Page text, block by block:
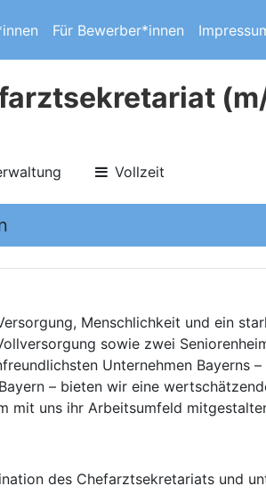
Für Bewerber*innen
Vollzeit
Menschlichkeit und ein
sowie zwei
Unternehmen Bayerns –
– bieten wir eine
mit uns ihr Arbeitsumfeld
des Chefarztsekretariats und